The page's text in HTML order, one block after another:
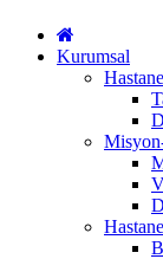
Kurumsal